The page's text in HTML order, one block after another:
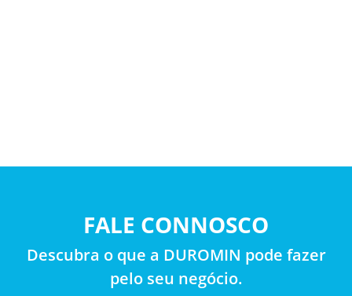
FALE CONNOSCO
Descubra o que a DUROMIN pode fazer
pelo seu negócio.